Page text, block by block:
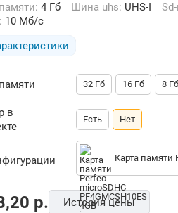
4 Гб Шина uhs: UHS-I
10 Мб/с
32 Гб 16 Гб 8 Гб
в
Есть Нет
p. История цены